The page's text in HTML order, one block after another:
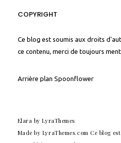
COPYRIGHT
Ce blog est soumis aux droits
ce contenu, merci de toujours
Arrière plan Spoonflower
Elara by LyraThemes
Made by LyraThemes.com Ce blog